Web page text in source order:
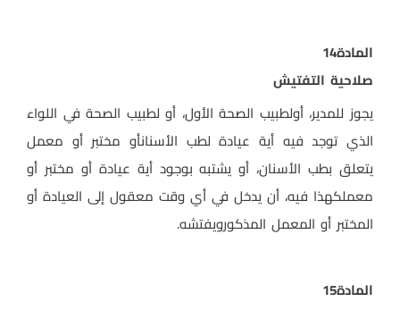
المادة14
صلاحية التفتيش
يجوز للمدير، أولطبيب الصحة الأول، أو لطبيب الصحة في اللواء
الذي توجد فيه أية عيادة لطب الأسنانأو مختبر أو معمل
يتعلق بطب الأسنان، أو يشتبه بوجود أية عيادة أو مختبر أو
معملكهذا فيه، أن يدخل في أي وقت معقول إلى العيادة أو
المختبر أو المعمل المذكورويفتشه.
المادة15